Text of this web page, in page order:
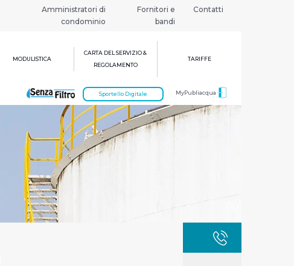
Amministratori di
condominio
Fornitori e
bandi
Contatti
MODULISTICA
CARTA DEL SERVIZIO &
REGOLAMENTO
TARIFFE
MyPubliacqua
Sportello Digitale